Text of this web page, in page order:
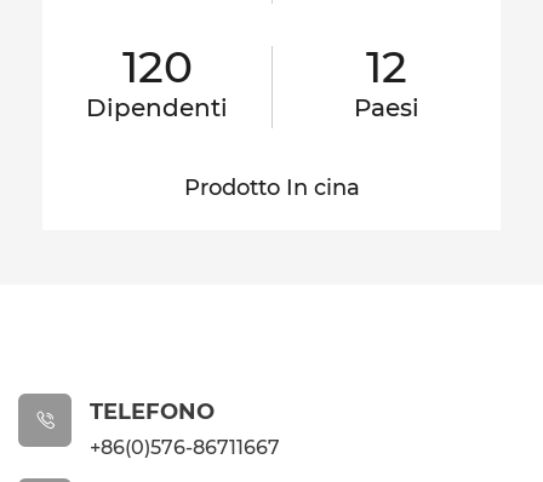
120
Dipendenti
12
Paesi
Prodotto In cina
 TELEFONO
+86(0)576-86711667